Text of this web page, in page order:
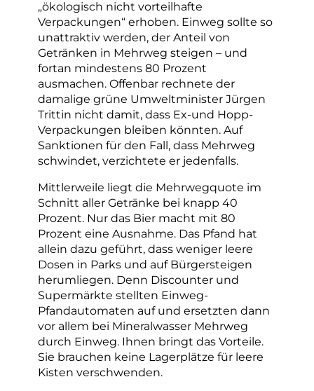
„ökologisch nicht vorteilhafte
Verpackungen“ erhoben. Einweg sollte so
unattraktiv werden, der Anteil von
Getränken in Mehrweg steigen – und
fortan mindestens 80 Prozent
ausmachen. Offenbar rechnete der
damalige grüne Umweltminister Jürgen
Trittin nicht damit, dass Ex-und Hopp-
Verpackungen bleiben könnten. Auf
Sanktionen für den Fall, dass Mehrweg
schwindet, verzichtete er jedenfalls.
Mittlerweile liegt die Mehrwegquote im
Schnitt aller Getränke bei knapp 40
Prozent. Nur das Bier macht mit 80
Prozent eine Ausnahme. Das Pfand hat
allein dazu geführt, dass weniger leere
Dosen in Parks und auf Bürgersteigen
herumliegen. Denn Discounter und
Supermärkte stellten Einweg-
Pfandautomaten auf und ersetzten dann
vor allem bei Mineralwasser Mehrweg
durch Einweg. Ihnen bringt das Vorteile.
Sie brauchen keine Lagerplätze für leere
Kisten verschwenden.